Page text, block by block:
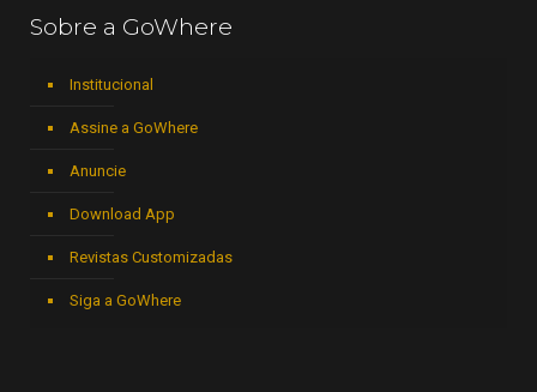
Sobre a GoWhere
Institucional
Assine a GoWhere
Anuncie
Download App
Revistas Customizadas
Siga a GoWhere